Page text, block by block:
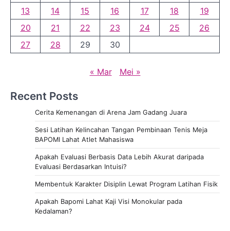
13
14 15 16 17 18
19
20
21 22 23 24 25
26
27
28 29 30
« Mar Mei »
Recent Posts
Cerita Kemenangan di Arena Jam Gadang Juara
Sesi Latihan Kelincahan Tangan Pembinaan Tenis Meja
BAPOMI Lahat Atlet Mahasiswa
Apakah Evaluasi Berbasis Data Lebih Akurat daripada
Evaluasi Berdasarkan Intuisi?
Membentuk Karakter Disiplin Lewat Program Latihan Fisik
Apakah Bapomi Lahat Kaji Visi Monokular pada
Kedalaman?